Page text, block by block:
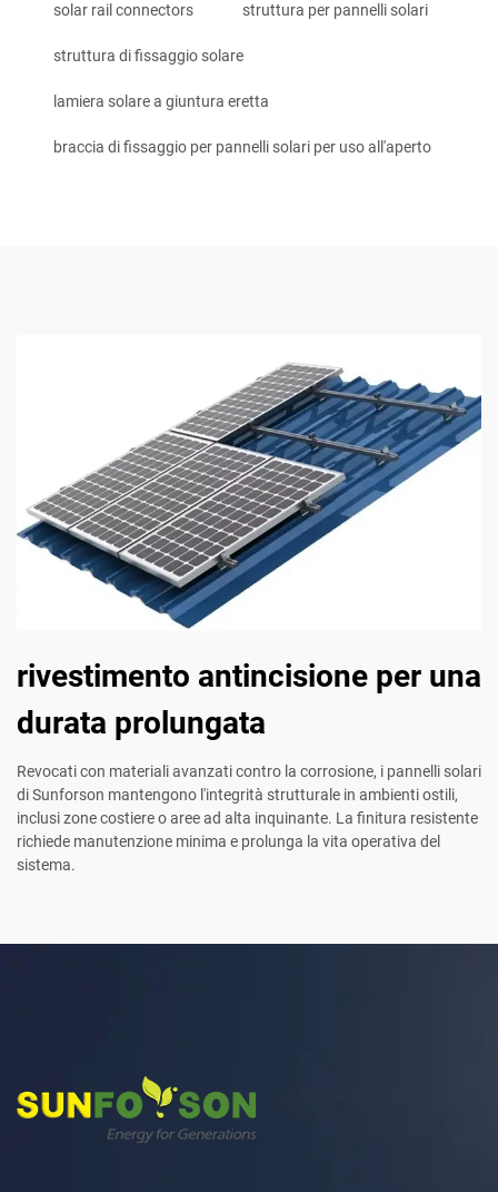
solar rail connectors struttura per pannelli solari
struttura di fissaggio solare
lamiera solare a giuntura eretta
braccia di fissaggio per pannelli solari per uso all'aperto
rivestimento antincisione per una
durata prolungata
Revocati con materiali avanzati contro la corrosione, i pannelli solari
di Sunforson mantengono l'integrità strutturale in ambienti ostili,
inclusi zone costiere o aree ad alta inquinante. La finitura resistente
richiede manutenzione minima e prolunga la vita operativa del
sistema.